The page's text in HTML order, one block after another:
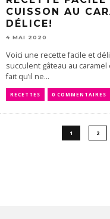
CUISSON AU
DÉLICE!
4 MAI 2020
Voici une recette facile et
succulent gâteau au
fait qu’il ne...
RECETTES 0 COMMENTAIRES
1 2